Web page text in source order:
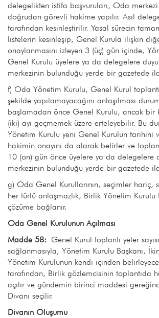
delegelikten istifa başvuruları, Oda merkezi
doğrudan görevli hakime yapılır. Asıl
tarafından kesinleştirilir. Yasal sürecin
listelerin kesinleşip, Genel Kurula ilişkin
onaylanmasını izleyen 3 (üç) gün içinde,
Genel Kurulu üyelere ya da delegelere
merkezinin bulunduğu yerde bir gazetede
f) Oda Yönetim Kurulu, Genel Kurul
şekilde yapılamayacağını anlaşılması
başlamadan önce Genel Kurulu, ancak bir
(iki) ayı geçmemek üzere erteleyebilir. Bu
Yönetim Kurulu yeni Genel Kurulun tarihini
hakimin onayını da alarak belirler ve
10 (on) gün önce üyelere ya da delegelere
merkezinin bulunduğu yerde bir gazetede
g) Oda Genel Kurullarının, seçimler hariç,
her türlü anlaşmazlık, Birlik Yönetim Kurulu
çözüme bağlanır.
Oda Genel Kurulunun Açılması
Madde 58: Genel Kurul toplantı yeter
sağlanmasıyla, Yönetim Kurulu Başkanı,
Yönetim Kurulunun kendi içinden
tarafından, Birlik gözlemcisinin toplantıda
açılır ve gündemin birinci maddesi
Divanı seçilir.
Divanın Oluşumu